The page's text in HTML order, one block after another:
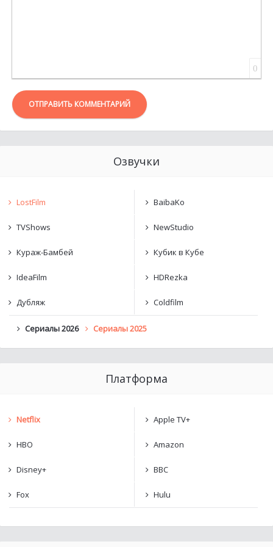
0
ОТПРАВИТЬ КОММЕНТАРИЙ
Озвучки
LostFilm BaibaKo
TVShows NewStudio
Кураж-Бамбей Кубик в Кубе
IdeaFilm HDRezka
Дубляж Coldfilm
Сериалы 2026 Сериалы 2025
Платформа
Netflix Apple TV+
HBO Amazon
Disney+ BBC
Fox Hulu